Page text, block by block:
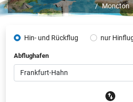
Moncton
Hin- und Rückflug nur
Abflughafen